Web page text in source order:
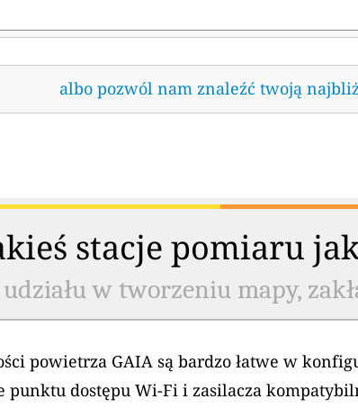
albo pozwól nam znaleźć twoją
stacje pomiaru
w tworzeniu mapy,
powietrza GAIA są bardzo łatwe w
punktu dostępu Wi-Fi i zasilacza